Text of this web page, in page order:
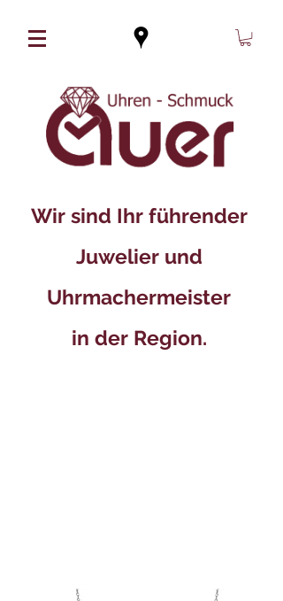
Wir sind Ihr führender
Juwelier und
Uhrmachermeister
in der Region.​